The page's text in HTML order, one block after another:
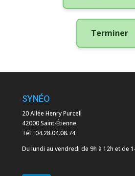
Terminer
SYNÉO
20 Allée Henry Purcell
42000 Saint-Étienne
Tél : 04.28.04.08.74
Du lundi au vendredi de 9h à 12h et de